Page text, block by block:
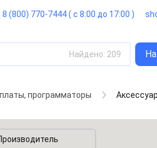
8 (800) 770-7444 ( с 8:00 до 17:00 )
Найдено: 209
программаторы